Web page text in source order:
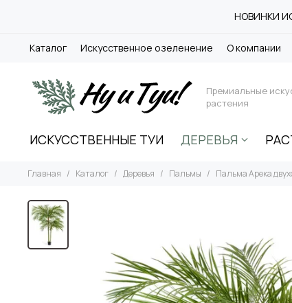
НОВИНКИ
Каталог Искусственное озеленение О компании
Премиальные
растения
ИСКУССТВЕННЫЕ ТУИ ДЕРЕВЬЯ
Главная Каталог Деревья Пальмы Пальма Арека